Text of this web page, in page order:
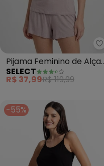
Pijama Feminino de
(Rosa)
SELECT
R$ 37,99R$ 119,99
-55%